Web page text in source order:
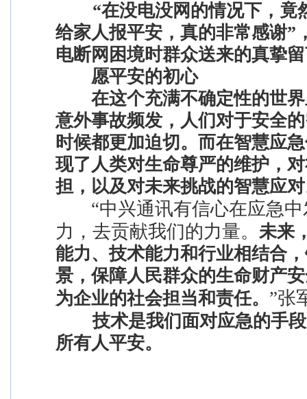
“在没电没网的情况下，竟
给家人报平安，真的非常感谢”
电断网困境时群众送来的真挚
愿平安的初心
在这个充满不确定性的世界
意外事故频发，人们对于安全
时候都更加迫切。而在智慧应
现了人类对生命尊严的维护，
担，以及对未来挑战的智慧应
“中兴通讯有信心在应急
力，去贡献我们的力量。 未来
能力、技术能力和行业相结合
景，保障人民群众的生命财产
为企业的社会担当和责任。 ”张
技术是我们面对应急的手
所有人平安。